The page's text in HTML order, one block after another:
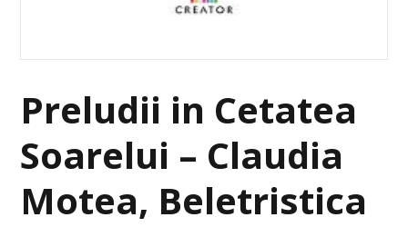
Preludii in Cetatea
Soarelui – Claudia
Motea, Beletristica